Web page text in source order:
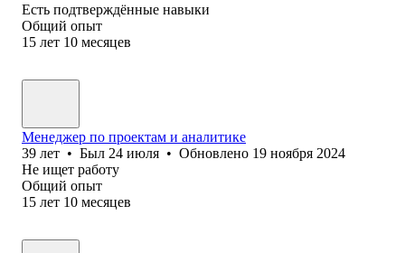
Есть подтверждённые навыки
Общий опыт
15 лет 10 месяцев
Менеджер по проектам и аналитике
39 лет • Был 24 июля • Обновлено 19 ноября 2024
Не ищет работу
Общий опыт
15 лет 10 месяцев